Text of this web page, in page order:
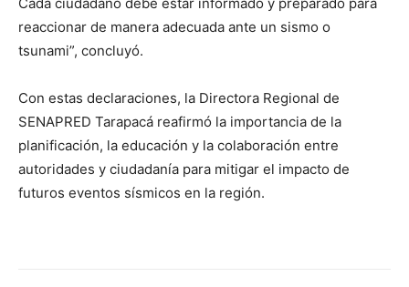
reaccionar de manera adecuada ante un sismo o
tsunami”, concluyó.
Con estas declaraciones, la Directora Regional de
SENAPRED Tarapacá reafirmó la importancia de la
planificación, la educación y la colaboración entre
autoridades y ciudadanía para mitigar el impacto de
futuros eventos sísmicos en la región.